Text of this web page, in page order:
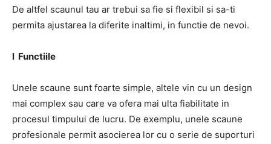
De altfel scaunul tau ar trebui sa fie si flexibil si sa-ti
permita ajustarea la diferite inaltimi, in functie de nevoi.
l Functiile
Unele scaune sunt foarte simple, altele vin cu un design
mai complex sau care va ofera mai ulta fiabilitate in
procesul timpului de lucru. De exemplu, unele scaune
profesionale permit asocierea lor cu o serie de suporturi